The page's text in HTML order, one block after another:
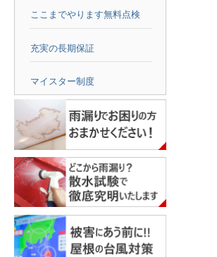
ここまでやります無料点検
充実の長期保証
マイスター制度